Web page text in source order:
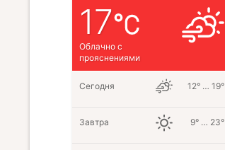
17
Облачно с
прояснениями
Сегодня 12° … 19°
Завтра 9° … 23°